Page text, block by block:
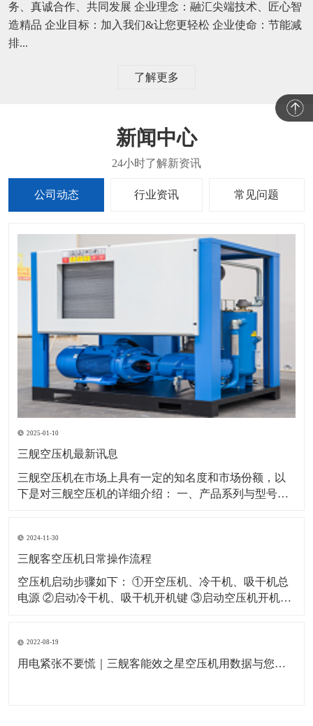
务、真诚合作、共同发展 企业理念：融汇尖端技术、匠心智
造精品 企业目标：加入我们&让您更轻松 企业使命：节能减
排...
了解更多
新闻中心
公司动态 行业资讯 常见问题
2025-01-10
三舰空压机最新讯息
​三舰空压机在市场上具有一定的知名度和市场份额，以
下是对三舰空压机的详细介绍： 一、产品系列与型号三
系列：该系列空压机采用一级压缩永磁变频技术，具有
节能、省电、低噪音等特点。例如
2024-11-30
三舰客空压机日常操作流程
空压机启动步骤如下： ①开空压机、冷干机、吸干机总
电源 ②启动冷干机、吸干机开机键 ③启动空压机开机键
关闭空压机及冷干机、吸干机总电源 空压机日常作业指
导如下： ①每天开机
2022-08-19
用电紧张不要慌｜三舰客能效之星空压机用数据与您一起节能省电